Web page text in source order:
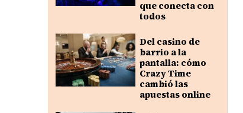
que conecta con
todos
Del casino de
barrio a la
pantalla: cómo
Crazy Time
cambió las
apuestas online